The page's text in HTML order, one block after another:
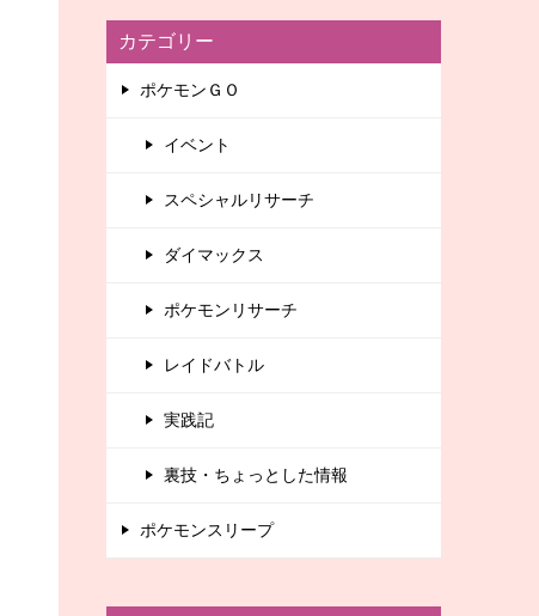
カテゴリー
ポケモンＧＯ
イベント
スペシャルリサーチ
ダイマックス
ポケモンリサーチ
レイドバトル
実践記
裏技・ちょっとした情報
ポケモンスリープ